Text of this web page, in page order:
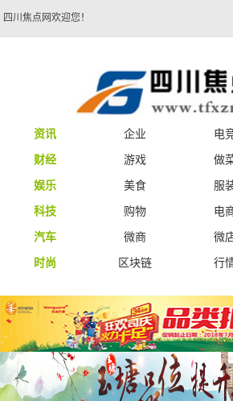
四川焦点网欢迎您！
资讯 企业 电
财经
游戏 做
娱乐
美食 服
科技
购物 电
汽车
微商 微
时尚
区块链 行